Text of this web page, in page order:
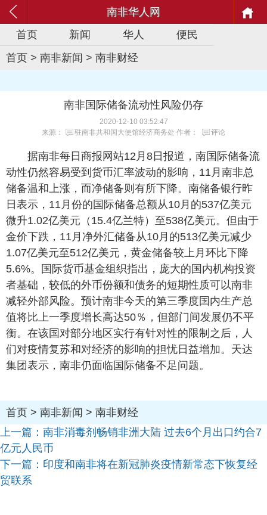
南非华人网
首页
新闻 华人
便民
首页 > 南非新闻 > 南非财经
南非国际储备流动性风险仍存
2020-12-10 03:52:47
来源：
驻南非共和国大使馆经济商务处 作者： 评论
据南非每日商报网站12月8日报道，南国际储备流
动性仍然容易受到货币汇率波动的影响，11月南非总
储备温和上涨，而净储备则有所下降。南储备银行昨
日表示，11月份的国际储备总额从10月的537亿美元
微升1.02亿美元（15.4亿兰特）至538亿美元。但由于
金价下跌，11月净外汇储备从10月的513亿美元减少
1.07亿美元至512亿美元，黄金储备较上月环比下降
5.6%。国际货币基金组织指出，庞大的国内机构投资
者基础，较低的外币份额和债务的短期性质可以南非
减轻外部风险。预计南非今天的第三季度国内生产总
值将比上一季度增长高达50％，但部门间发展仍不平
衡。在该国对部分地区实行有针对性的限制之后，人
们对疫情复苏和对经济的影响的担忧日益增加。天达
集团表示，南非仍面临国际储备不足问题。
首页 > 南非新闻 > 南非财经
上一篇： 南非消毒剂畅销非洲大陆 过去6个月出口约合7
亿元人民币
下一篇： 印度和南非将在新冠肺炎疫情新常态下恢复经
贸联系